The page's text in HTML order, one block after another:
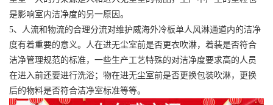
是影响室内洁净度的另一原因。
5、人流和物流的合理分流对维护威海外冷板单人风淋通道内的洁净
度有着重要的意义。人在进无尘室前是否更衣吹淋，着装是否符合
洁净管理规范的标准，一些生产工艺特殊的对洁净度要求高的人员
在进入前还要进行洗浴；物在进无尘室前是否更换包装吹淋，更换
后的物料是否符合洁净室标准等等。